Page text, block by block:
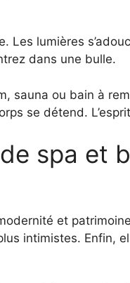
Les lumières
dans une bulle.
sauna ou bain à
se détend. L’esprit
spa et
et
intimistes. Enfin,